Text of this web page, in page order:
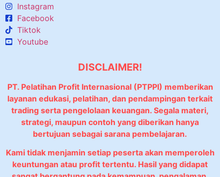
Instagram
Facebook
Tiktok
Youtube
DISCLAIMER!
PT. Pelatihan Profit Internasional (PTPPI) memberikan
layanan edukasi, pelatihan, dan pendampingan terkait
trading serta pengelolaan keuangan. Segala materi,
strategi, maupun contoh yang diberikan hanya
bertujuan sebagai sarana pembelajaran.
Kami tidak menjamin setiap peserta akan memperoleh
keuntungan atau profit tertentu. Hasil yang didapat